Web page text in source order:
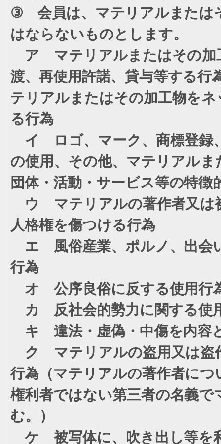
③ 会員は、マテリアルまたは
はならないものとします。
ア マテリアルまたはその加
渡、再使用許諾、貸与等する行
テリアルまたはその加工物を
る行為
イ ロゴ、マーク、商標登録
の使用、その他、マテリアル
団体・活動・サービス等の特
ウ マテリアルの著作者又は
人格権を傷つける行為
エ 風俗産業、ポルノ、出会
行為
オ 公序良俗に反する使用行
カ 反社会的勢力に関する使
キ 違法・虚偽・中傷を内容
ク マテリアルの盗用又は盗
行為（マテリアルの著作者に
権利者ではない第三者の名義
む。）
ケ 被写体に、吹き出し等を